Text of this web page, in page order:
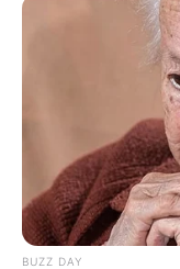
Meninas
em específico,
são as mais
Para os
são uma
Caso pense
BUZZ DAY